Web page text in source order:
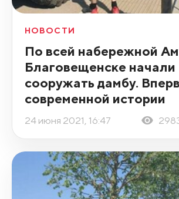
НОВОСТИ
По всей набережной
Благовещенске начали
сооружать дамбу.
современной истории
24 июня 2021, 16:47